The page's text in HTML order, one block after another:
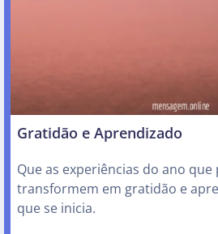
Gratidão e Aprendizado
Que as experiências do ano que
transformem em gratidão e
que se inicia.